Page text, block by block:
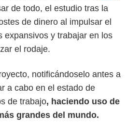
de todo, el estudio tras la
de dinero al impulsar el
expansivos y trabajar en los
el rodaje.
notificándoselo antes a
a cabo en el estado de
de trabajo, haciendo uso de
grandes del mundo.